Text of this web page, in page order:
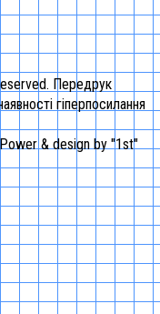
Передрук
гіперпосилання
& design by "1st"